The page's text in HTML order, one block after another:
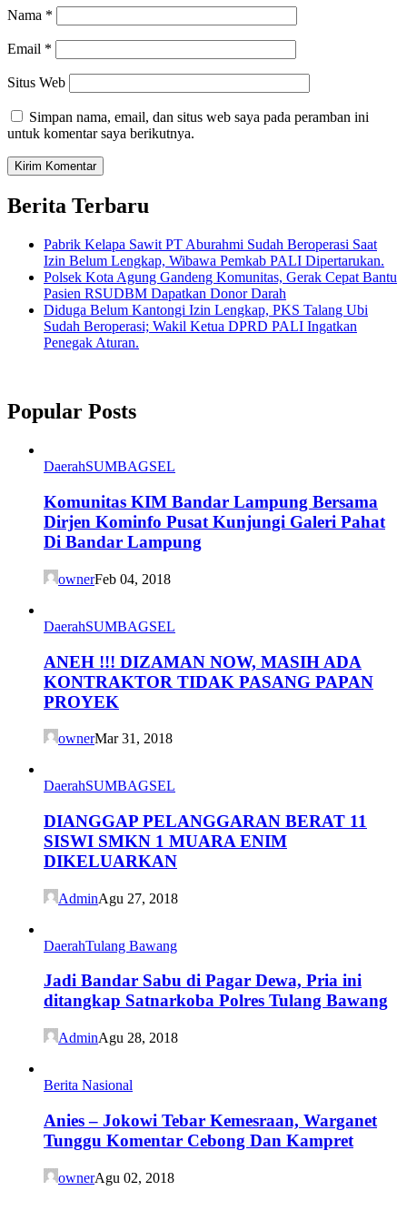
Nama *
Email *
Situs Web
Simpan nama, email, dan situs web saya pada peramban ini
untuk komentar saya berikutnya.
Berita Terbaru
Pabrik Kelapa Sawit PT Aburahmi Sudah Beroperasi Saat
Izin Belum Lengkap, Wibawa Pemkab PALI Dipertarukan.
Polsek Kota Agung Gandeng Komunitas, Gerak Cepat Bantu
Pasien RSUDBM Dapatkan Donor Darah
Diduga Belum Kantongi Izin Lengkap, PKS Talang Ubi
Sudah Beroperasi; Wakil Ketua DPRD PALI Ingatkan
Penegak Aturan.
Popular Posts
DaerahSUMBAGSEL
Komunitas KIM Bandar Lampung Bersama
Dirjen Kominfo Pusat Kunjungi Galeri Pahat
Di Bandar Lampung
ownerFeb 04, 2018
DaerahSUMBAGSEL
ANEH !!! DIZAMAN NOW, MASIH ADA
KONTRAKTOR TIDAK PASANG PAPAN
PROYEK
ownerMar 31, 2018
DaerahSUMBAGSEL
DIANGGAP PELANGGARAN BERAT 11
SISWI SMKN 1 MUARA ENIM
DIKELUARKAN
AdminAgu 27, 2018
DaerahTulang Bawang
Jadi Bandar Sabu di Pagar Dewa, Pria ini
ditangkap Satnarkoba Polres Tulang Bawang
AdminAgu 28, 2018
Berita Nasional
Anies – Jokowi Tebar Kemesraan, Warganet
Tunggu Komentar Cebong Dan Kampret
ownerAgu 02, 2018